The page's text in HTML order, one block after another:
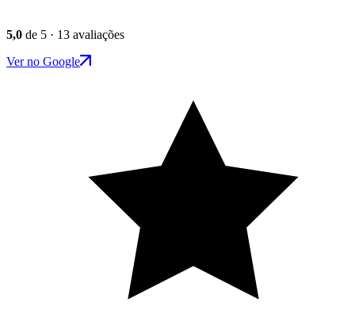
5,0 de 5 · 13 avaliações
Ver no Google